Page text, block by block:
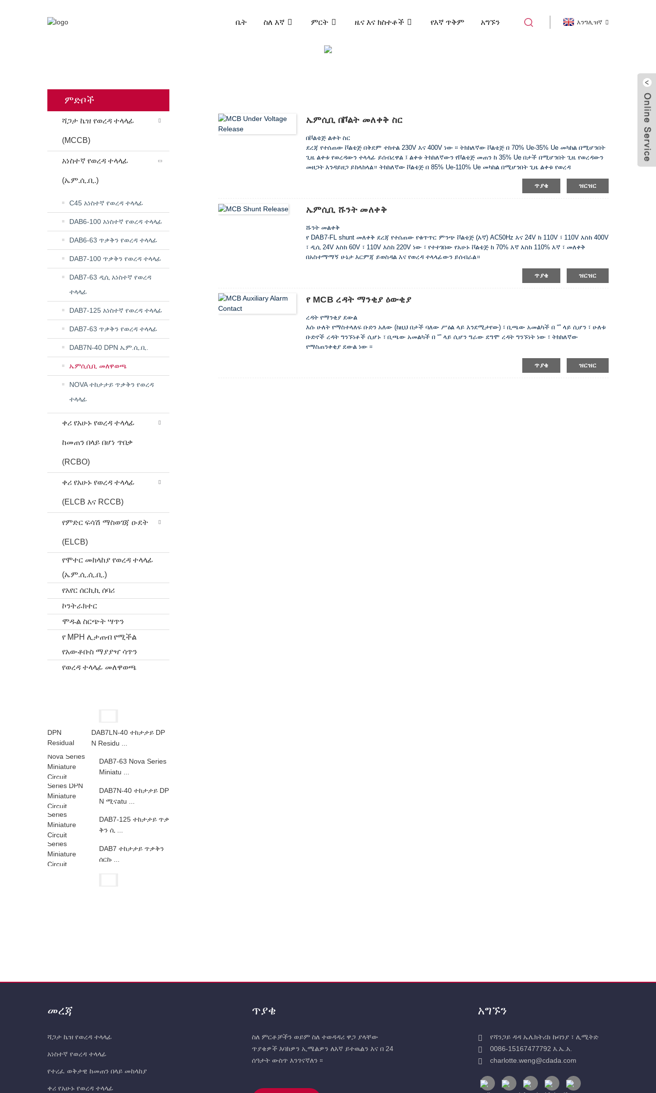
ቤት ስለ እኛ ምርት ዜና እና ክስተቶች የእኛ ጥቅም አግኙን እንግሊዝኛ
ምድቦች
ሻጋታ ኬዝ የወረዳ ተላላፊ
(MCCB)
አነስተኛ የወረዳ ተላላፊ
(ኤም.ሲ.ቢ.)
C45 አነስተኛ የወረዳ ተላላፊ
DAB6-100 አነስተኛ የወረዳ ተላላፊ
DAB6-63 ጥቃቅን የወረዳ ተላላፊ
DAB7-100 ጥቃቅን የወረዳ ተላላፊ
DAB7-63 ዲሲ አነስተኛ የወረዳ
ተላላፊ
DAB7-125 አነስተኛ የወረዳ ተላላፊ
DAB7-63 ጥቃቅን የወረዳ ተላላፊ
DAB7N-40 DPN ኤም.ሲ.ቢ.
ኤምሲሲቢ መለዋወጫ
NOVA ተከታታይ ጥቃቅን የወረዳ
ተላላፊ
ቀሪ የአሁኑ የወረዳ ተላላፊ
ከመጠን በላይ በሆነ ጥበቃ
(RCBO)
ቀሪ የአሁኑ የወረዳ ተላላፊ
(ELCB እና RCCB)
የምድር ፍሳሽ ማስወገጃ ዑደት
(ELCB)
የሞተር መከላከያ የወረዳ ተላላፊ
(ኤም.ሲ.ሲ.ቢ.)
የአየር ሰርኪኪ ሰባሪ
ኮንትራክተር
ሞዱል ስርጭት ሣጥን
የ MPH ሊታጠብ የሚችል
የአውቶቡስ ማያያዣ ሳጥን
የወረዳ ተላላፊ መለዋወጫ
DAB7LN-40 ተከታታይ DP
N Residu ...
DAB7-63 Nova Series
Miniatu ...
DAB7N-40 ተከታታይ DP
N ሚናatu ...
DAB7-125 ተከታታይ ጥቃ
ቅን ሲ ...
DAB7 ተከታታይ ጥቃቅን
ሰርኩ ...
ኤምሲቢ በቮልት መለቀቅ ስር
በቮልቴጅ ልቀት ስር
ደረጃ የተሰጠው ቮልቴጅ በቅደም ተከተል 230V እና 400V ነው ፡፡ ትክክለኛው ቮልቴጅ በ 70% Ue-35% Ue መካከል በሚሆንበት
ጊዜ ልቀቱ የወረዳውን ተላላፊ ይሰብረዋል ፤ ልቀቱ ትክክለኛውን የቮልቴጅ መጠን ከ 35% Ue በታች በሚሆንበት ጊዜ የወረዳውን
መዘጋት እንዳይዘጋ ይከላከላል። ትክክለኛው ቮልቴጅ በ 85% Ue-110% Ue መካከል በሚሆንበት ጊዜ ልቀቱ የወረዳ
ጥያቄ
ዝርዝር
ኤምሲቢ ሹንት መለቀቅ
ሹንት መልቀቅ
የ DAB7-FL shunt መለቀቅ ደረጃ የተሰጠው የቁጥጥር ምንጭ ቮልቴጅ (እኛ) AC50Hz እና 24V ከ 110V ፣ 110V እስከ 400V
፣ ዲሲ 24V እስከ 60V ፣ 110V እስከ 220V ነው ፣ የተተገበው የአሁኑ ቮልቴጅ ከ 70% እኛ እስከ 110% እኛ ፣ መለቀቅ
በአስተማማኝ ሁኔታ እርምጃ ይወስዳል እና የወረዳ ተላላፊውን ይሰብራል።
ጥያቄ ዝርዝር
የ MCB ረዳት ማንቂያ ዕውቂያ
ረዳት የማንቂያ ደውል
እሱ ሁለት የማስተላለፍ ቡድን አለው (ከዚህ በታች ባለው ሥዕል ላይ እንደሚታየው) ፣ ቢጫው አመልካች በ “” ላይ ሲሆን ፣ ሁለቱ
ቡድኖች ረዳት ግንኙነቶች ሲሆኑ ፣ ቢጫው አመልካች በ “” ላይ ሲሆን ግራው ደግሞ ረዳት ግንኙነት ነው ፣ ትክክለኛው
የማስጠንቀቂያ ደውል ነው ፡፡
ጥያቄ ዝርዝር
መረጃ
ሻጋታ ኬዝ የወረዳ ተላላፊ
አነስተኛ የወረዳ ተላላፊ
የተረፈ ወቅታዊ ከመጠን በላይ መከላከያ
ቀሪ የአሁኑ የወረዳ ተላላፊ
ጥያቄ
ስለ ምርቶቻችን ወይም ስለ ተወዳዳሪ ዋጋ ያላቸው
ጥያቄዎች እባክዎን ኢሜልዎን ለእኛ ይተዉልን እና በ 24
ሰዓታት ውስጥ እንገናኛለን ፡፡
አግኙን
የሻንጋይ ዳዳ ኤሌክትሪክ ኩባንያ ፣ ሊሚትድ
0086-15167477792 እ.ኤ.አ.
charlotte.weng@cdada.com